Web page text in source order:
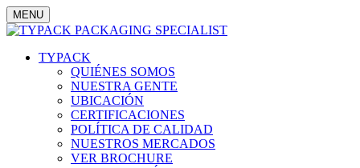
MENU
TYPACK
QUIÉNES SOMOS
NUESTRA GENTE
UBICACIÓN
CERTIFICACIONES
POLÍTICA DE CALIDAD
NUESTROS MERCADOS
VER BROCHURE